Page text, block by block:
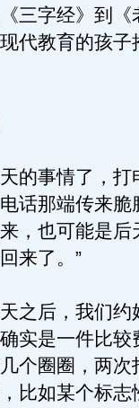
三字经》到《
代教育的孩子
事情了，打
话那端传来脆
，也可能是后
来了。”
后，我们约
实是一件比较
个圈圈，两次
比如某个标志